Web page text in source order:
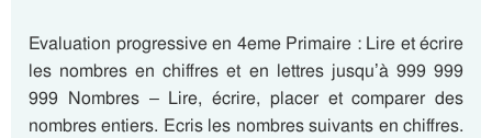
Evaluation progressive en 4eme Primaire : Lire et écrire
les nombres en chiffres et en lettres jusqu’à 999 999
999 Nombres – Lire, écrire, placer et comparer des
nombres entiers. Ecris les nombres suivants en chiffres.